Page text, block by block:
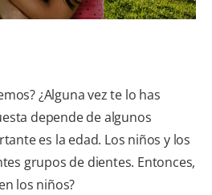
¿Alguna vez te lo has
depende de algunos
es la edad. Los niños y los
grupos de dientes. Entonces,
los niños?